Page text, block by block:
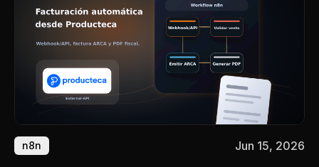
n8n Jun 15, 2026